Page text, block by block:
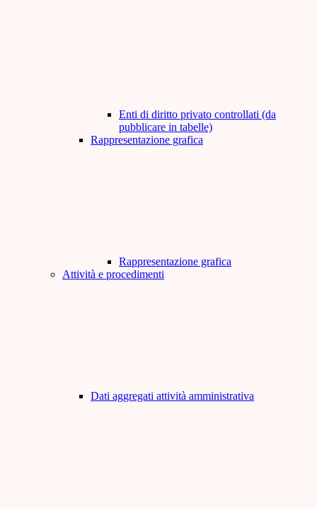
Enti di diritto privato controllati (da
pubblicare in tabelle)
Rappresentazione grafica
Rappresentazione grafica
Attività e procedimenti
Dati aggregati attività amministrativa